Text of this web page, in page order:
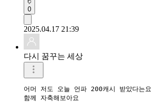
0
2025.04.17 21:39
다시 꿈꾸는 세상
어머 저도 오늘 언파 200캐시 받았다는요
함께 자축해보아요